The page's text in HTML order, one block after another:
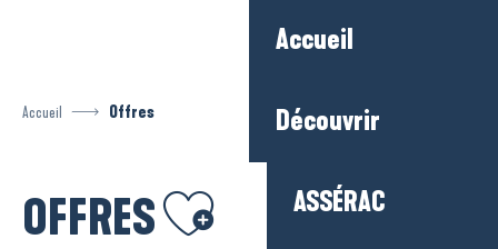
Accueil
Découvrir
ASSÉRAC
Accueil Offres
OFFRES Ajouter aux favoris